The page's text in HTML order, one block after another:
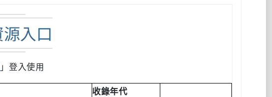
」登入使用
收錄年代